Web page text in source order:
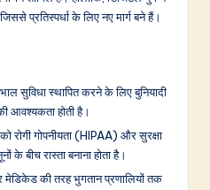
प्रतिस्पर्धा के लिए नए मार्ग बने हैं।
सुविधा स्थापित करने के लिए बुनियादी
आवश्यकता होती है।
रोगी गोपनीयता (HIPAA) और सुरक्षा
बीच रास्ता बनाना होता है।
की तरह भुगतान प्रणालियों तक